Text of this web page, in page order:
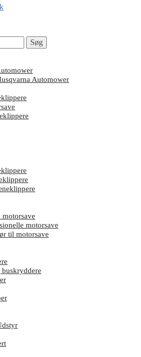
Søg
Søg
Automower
motorsave
motorsave
til motorsave